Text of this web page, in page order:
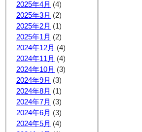
2025年4月 (4)
2025年3月 (2)
2025年2月 (1)
2025年1月 (2)
2024年12月 (4)
2024年11月 (4)
2024年10月 (3)
2024年9月 (3)
2024年8月 (1)
2024年7月 (3)
2024年6月 (3)
2024年5月 (4)